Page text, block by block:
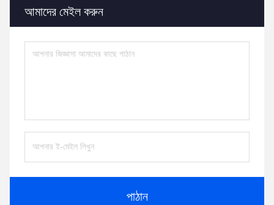
আমাদের মেইল করুন
পাঠান